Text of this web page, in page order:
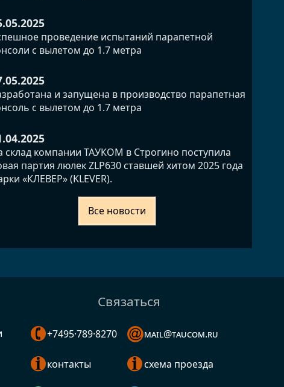
проведение испытаний парапетной
с вылетом до 1.7 метра
и запущена в производство парапетная
с вылетом до 1.7 метра
склад компании ТАУКОМ в Строгино поступила
партия люлек ZLP630 ставшей хитом 2025 года
«КЛЕВЕР» (KLEVER).
Все новости
Связаться
+7495·789·8270
контакты
mail@taucom.ru
схема проезда